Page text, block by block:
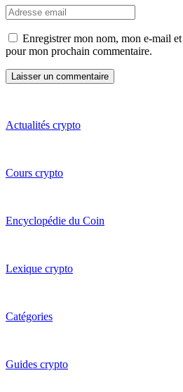
Enregistrer mon nom, mon e-mail
pour mon prochain commentaire.
Actualités crypto
Cours crypto
Encyclopédie du Coin
Lexique crypto
Catégories
Guides crypto